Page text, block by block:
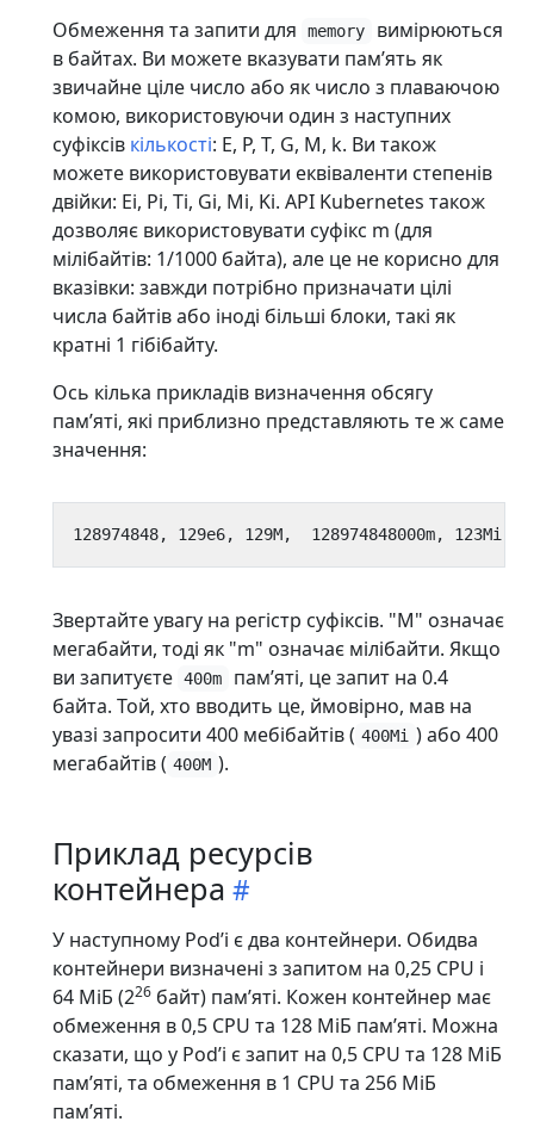
Обмеження та запити для memory
вимірюються
в байтах. Ви можете вказувати памʼять як
звичайне ціле число або як число з плаваючою
комою, використовуючи один з наступних
суфіксів кількості: E, P, T, G, M, k. Ви також
можете використовувати еквіваленти степенів
двійки: Ei, Pi, Ti, Gi, Mi, Ki. API Kubernetes також
дозволяє використовувати суфікс m (для
мілібайтів: 1/1000 байта), але це не корисно для
вказівки: завжди потрібно призначати цілі
числа байтів або іноді більші блоки, такі як
кратні 1 гібібайту.
Ось кілька прикладів визначення обсягу
памʼяті, які приблизно представляють те ж саме
значення:
Звертайте увагу на регістр суфіксів. "M" означає
мегабайти, тоді як "m" означає мілібайти. Якщо
ви запитуєте 400m
памʼяті, це запит на 0.4
байта. Той, хто вводить це, ймовірно, мав на
увазі запросити 400 мебібайтів ( 400Mi ) або 400
мегабайтів ( 400M ).
Приклад ресурсів
контейнера
У наступному Podʼі є два контейнери. Обидва
контейнери визначені з запитом на 0,25 CPU і
64 МіБ (226 байт) памʼяті. Кожен контейнер має
обмеження в 0,5 CPU та 128 МіБ памʼяті. Можна
сказати, що у Podʼі є запит на 0,5 CPU та 128 МіБ
памʼяті, та обмеження в 1 CPU та 256 МіБ
памʼяті.